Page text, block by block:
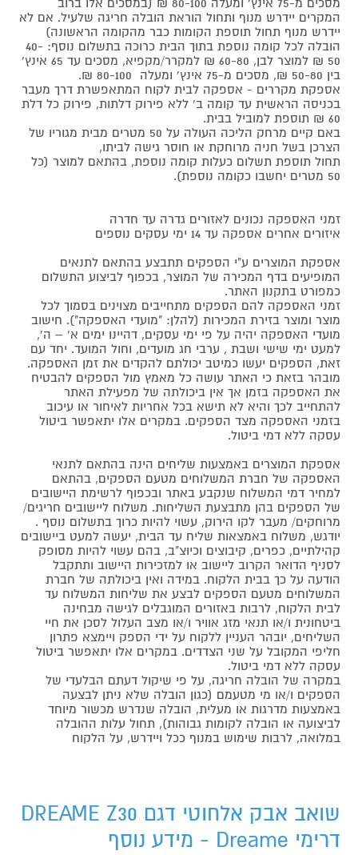
המקרים יידרש מנוף ותחול הוראת הובלה חריגה שלעיל. אם לא
יידרש מנוף תחול תוספת הקומות כבר מהקומה הראשונה)
הובלה לכל קומה נוספת בתוך הבית כרוכה בתשלום נוסף: 40-
50 ₪ למוצר לבן, 60-80 ₪ למקרר/מקפיא, מסכים עד 65 אינץ'
בין 50-80 ₪, מסכים מ-75 אינץ' ומעלה 80-100 ₪.
אספקת מקררים - אספקה לבית לקוח המתאפשרת דרך מעבר
בכניסה הראשית עד קומה ב' ללא פירוק דלתות, פירוק כל דלת
60 ₪ תוספת למוביל בבית.
באם קיים מרחק הליכה העולה על 50 מטרים מבית מגוריו של
הצרכן בשל חניה מרוחקת או חוסר גישה לביתו,
תחול תוספת תשלום כעלות קומה נוספת, בהתאם למוצר (כל
50 מטרים יחשבו כקומה נוספת).
זמני האספקה נכונים לאזורים גדרה עד חדרה
איזורים אחרים אספקה עד 14 ימי עסקים נוספים
אספקת המוצרים ע"י הספקים תתבצע בהתאם לתנאים
המופיעים בדף המכירה של המוצר, בכפוף לביצוע התשלום
כמפורט בתקנון האתר.
זמני האספקה להם הספקים מתחייבים מצוינים בסמוך לכל
מוצר ומוצר בזירת המכירות (להלן: "מועדי האספקה"). חישוב
מועדי האספקה יהיה על פי ימי עסקים, דהיינו ימים א' – ה',
למעט ימי שישי ושבת , ערבי חג מועדים, וחול המועד. יחד עם
זאת, הספקים יעשו כמיטב יכולתם להקדים את זמן האספקה.
מובהר בזאת כי האתר עושה כל מאמץ מול הספקים להבטיח
את האספקה בזמן אך אין ביכולתה של מפעילת האתר
להתחייב לכך והיא לא תישא בכל אחריות לאיחור או עיכוב
בזמני האספקה מצד הספקים. במקרים אלו יתאפשר ביטול
עסקה ללא דמי ביטול.
אספקת המוצרים באמצעות שליחים הינה בהתאם לתנאי
האספקה של חברת המשלוחים מטעם הספקים, בהתאם
למחיר דמי המשלוח שנקבע באתר ובכפוף לרשימת היישובים
של הספקים בהן מתבצעת השליחות. משלוח ליישובים חריגים/
מרוחקים/ מעבר לקו הירוק, עשוי להיות כרוך בתשלום נוסף .
יודגש, משלוח באמצאות שליח עד הבית, יעשה למעט ביישובים
קהילתיים, כפרים, קיבוצים וכיוצ"ב, בהם עשוי להיות מסופק
לסניף הדואר הקרוב ליישוב או למזכירות היישוב ותתקבל
הודעה על כך בבית הלקוח. במידה ואין ביכולתה של חברת
המשלוחים מטעם הספקים לבצע את שליחות המשלוח עד
לבית הלקוח, לרבות באזורים המוגבלים לגישה מבחינה
ביטחונית ו/או תנאי מזג אוויר ו/או מצב העלול לסכן את חיי
השליחים, יובהר העניין ללקוח על ידי הספק ויימצא פתרון
חליפי המקובל על שני הצדדים. במקרים אלו יתאפשר ביטול
עסקה ללא דמי ביטול.
במקרה של הובלה חריגה, על פי שיקול דעתם הבלעדי של
הספקים ו/או מי מטעמם (כגון הובלה שלא ניתן לבצעה
באמצעות מדרגות או מעלית, הובלה שנדרש מכשור מיוחד
לביצועה או הובלה לקומות גבוהות), תחול עלות ההובלה
במלואה, לרבות שימוש במנוף ככל ויידרש, על הלקוח
שואב אבק אלחוטי דגם DREAME Z30
דרימי Dreame - מידע נוסף